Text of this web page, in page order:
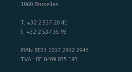
1060 Bruxelles
T. +32 2 537 20 41
F. +32 2 537 35 93
IBAN BE33 0017 2892 2946
TVA : BE 0409 835 193